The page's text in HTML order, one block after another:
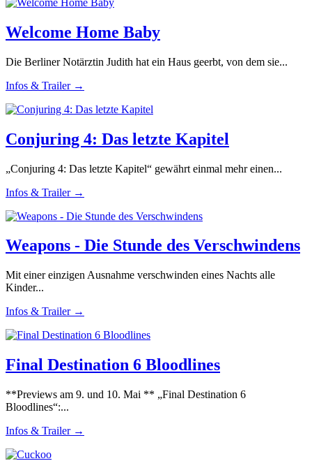
Welcome Home Baby
Die Berliner Notärztin Judith hat ein Haus geerbt, von dem sie...
Infos & Trailer →
Conjuring 4: Das letzte Kapitel
„Conjuring 4: Das letzte Kapitel“ gewährt einmal mehr einen...
Infos & Trailer →
Weapons - Die Stunde des Verschwindens
Mit einer einzigen Ausnahme verschwinden eines Nachts alle
Kinder...
Infos & Trailer →
Final Destination 6 Bloodlines
**Previews am 9. und 10. Mai ** „Final Destination 6
Bloodlines“:...
Infos & Trailer →